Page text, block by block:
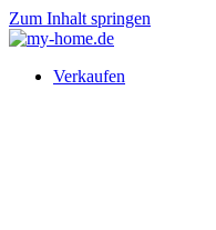
Zum Inhalt springen
Verkaufen